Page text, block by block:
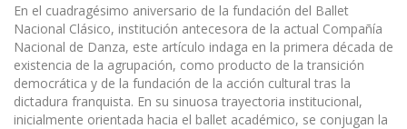
En el cuadragésimo aniversario de la fundación del Ballet
Nacional Clásico, institución antecesora de la actual Compañía
Nacional de Danza, este artículo indaga en la primera década de
existencia de la agrupación, como producto de la transición
democrática y de la fundación de la acción cultural tras la
dictadura franquista. En su sinuosa trayectoria institucional,
inicialmente orientada hacia el ballet académico, se conjugan la